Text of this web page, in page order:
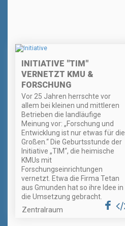
INITIATIVE "TIM"
VERNETZT KMU &
FORSCHUNG
Vor 25 Jahren herrschte vor
allem bei kleinen und mittleren
Betrieben die landläufige
Meinung vor: „Forschung und
Entwicklung ist nur etwas für die
Großen.“ Die Geburtsstunde der
Initiative „TIM“, die heimische
KMUs mit
Forschungseinrichtungen
vernetzt. Etwa die Firma Tetan
aus Gmunden hat so ihre Idee in
die Umsetzung gebracht.
Zentralraum